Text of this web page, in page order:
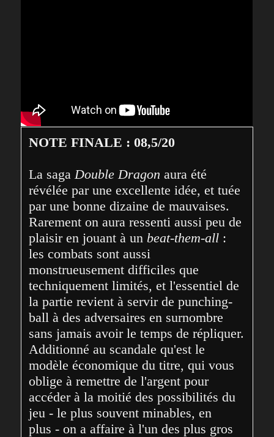
NOTE FINALE : 08,5/20
La saga Double Dragon aura été
révélée par une excellente idée, et tuée
par une bonne dizaine de mauvaises.
Rarement on aura ressenti aussi peu de
plaisir en jouant à un beat-them-all :
les combats sont aussi
monstrueusement difficiles que
techniquement limités, et l'essentiel de
la partie revient à servir de punching-
ball à des adversaires en surnombre
sans jamais avoir le temps de répliquer.
Additionné au scandale qu'est le
modèle économique du titre, qui vous
oblige à remettre de l'argent pour
accéder à la moitié des possibilités du
jeu - le plus souvent minables, en
plus - on a affaire à l'un des plus gros